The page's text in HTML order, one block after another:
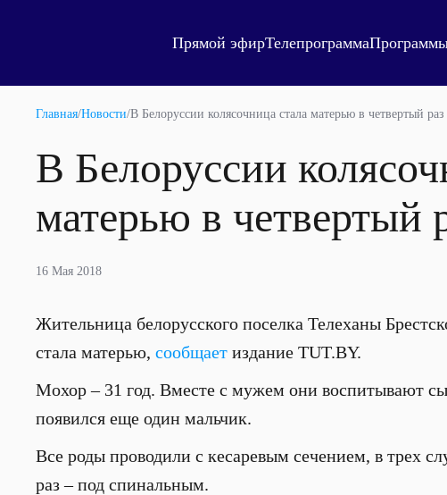
Прямой эфирТелепрограмма
Главная/Новости/В Белоруссии колясочница стала матерью в четвертый раз
В Белоруссии
матерью в четвертый
16 Мая 2018
Жительница белорусского поселка Телеханы
стала матерью, сообщает издание TUT.BY.
Мохор – 31 год. Вместе с мужем они воспитывают
появился еще один мальчик.
Все роды проводили с кесаревым сечением, в трех
раз – под спинальным.